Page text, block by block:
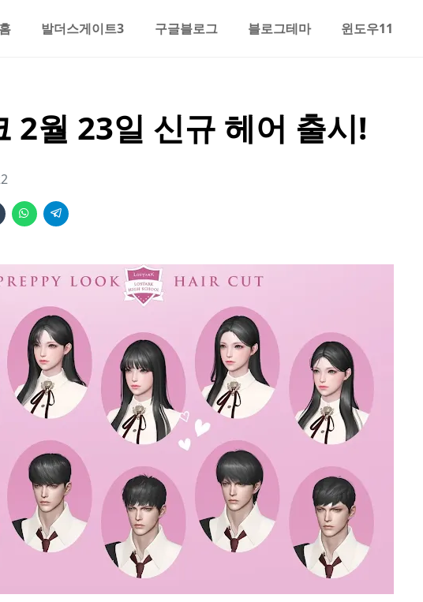
홈 발더스게이트3 구글블로그 블로그테마 윈도우11
2월 23일 신규 헤어 출시!